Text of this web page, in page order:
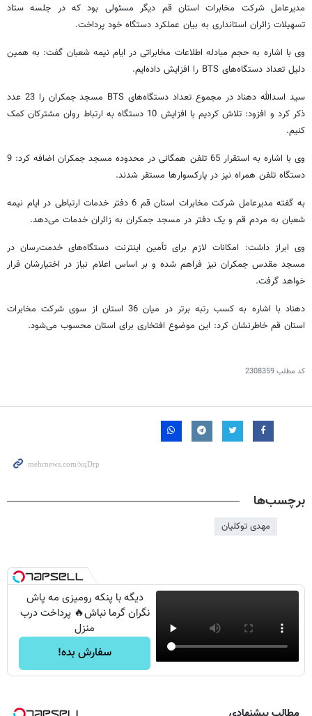
مدیرعامل شرکت مخابرات استان قم دیگر مسئولی بود که در جلسه ستاد
تسهیلات زائران استانداری به بیان عملکرد دستگاه خود پرداخت.
وی با اشاره به حجم مبادله اطلاعات مخابراتی در ایام نیمه شعبان گفت: به همین
دلیل تعداد دستگاه‌های BTS را افزایش داده‌ایم.
سید اسدالله دهناد در مجموع تعداد دستگاه‌های BTS مسجد جمکران را 23 عدد
ذکر کرد و افزود: تلاش کردیم با افزایش 10 دستگاه به ارتباط روان مشترکان کمک
کنیم.
وی با اشاره به استقرار 65 تلفن همگانی در محدوده مسجد جمکران اضافه کرد: 9
دستگاه تلفن همراه نیز در پارکسوارها مستقر شدند.
به گفته مدیرعامل شرکت مخابرات استان قم 6 دفتر خدمات ارتباطی در ایام نیمه
شعبان به مردم قم و یک دفتر در مسجد جمکران به زائران خدمات می‌دهد.
وی ابراز داشت: امکانات لازم برای تأمین اینترنت دستگاه‌های خدمت‌رسان در
مسجد مقدس جمکران نیز فراهم شده و بر اساس اعلام نیاز در اختیارشان قرار
خواهد گرفت.
دهناد با اشاره به کسب رتبه برتر در میان 36 استان از سوی شرکت مخابرات
استان قم خاطرنشان کرد: این موضوع افتخاری برای استان محسوب می‌شود.
کد مطلب2308359
برچسب‌ها
مهدی توکلیان
دیگه با پنکه رومیزی مه پاش
نگران گرما نباش🔥 پرداخت درب
منزل
سفارش بده!